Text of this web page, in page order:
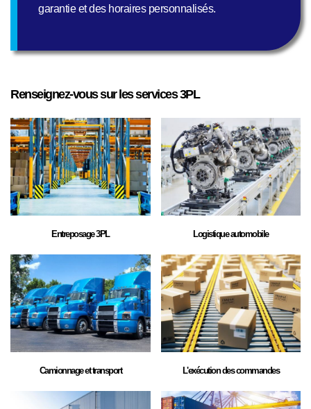
garantie et des horaires personnalisés.
Renseignez-vous sur les services 3PL
Entreposage 3PL Logistique automobile
Camionnage et transport L'exécution des commandes